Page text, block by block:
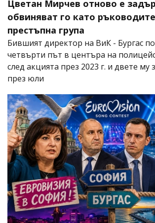
Цветан Мирчев отново е
обвиняват го като
престъпна група
Бившият директор на ВиК - Бургас
четвърти път в центъра на
след акцията през 2023 г. и двете му
през юли